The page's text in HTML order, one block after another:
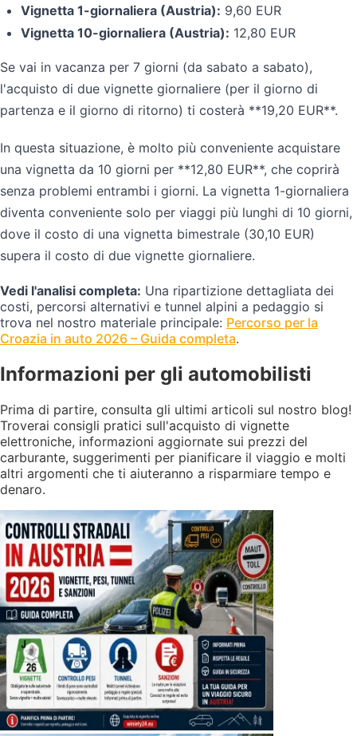
Vignetta 1-giornaliera (Austria): 9,60 EUR
Vignetta 10-giornaliera (Austria): 12,80 EUR
Se vai in vacanza per 7 giorni (da sabato a sabato),
l'acquisto di due vignette giornaliere (per il giorno di
partenza e il giorno di ritorno) ti costerà **19,20 EUR**.
In questa situazione, è molto più conveniente acquistare
una vignetta da 10 giorni per **12,80 EUR**, che coprirà
senza problemi entrambi i giorni. La vignetta 1-giornaliera
diventa conveniente solo per viaggi più lunghi di 10 giorni,
dove il costo di una vignetta bimestrale (30,10 EUR)
supera il costo di due vignette giornaliere.
Vedi l'analisi completa: Una ripartizione dettagliata dei
costi, percorsi alternativi e tunnel alpini a pedaggio si
trova nel nostro materiale principale: Percorso per la
Croazia in auto 2026 – Guida completa.
Informazioni per gli automobilisti
Prima di partire, consulta gli ultimi articoli sul nostro blog!
Troverai consigli pratici sull'acquisto di vignette
elettroniche, informazioni aggiornate sui prezzi del
carburante, suggerimenti per pianificare il viaggio e molti
altri argomenti che ti aiuteranno a risparmiare tempo e
denaro.